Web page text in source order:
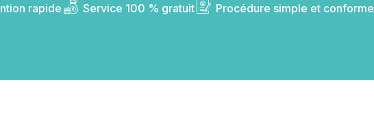
rapide Service 100 % gratuit Procédure simple et conforme